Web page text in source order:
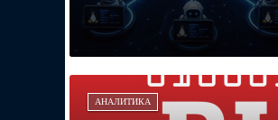
АНАЛИТИКА